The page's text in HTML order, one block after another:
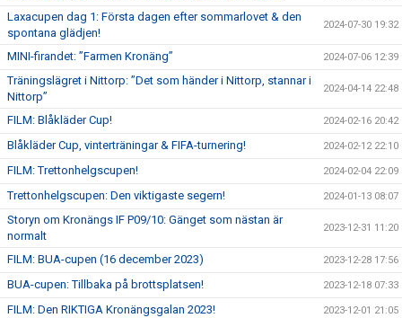
Laxacupen dag 1: Första dagen efter sommarlovet & den
spontana glädjen!
2024-07-30 19:32
MINI-firandet: ”Farmen Kronäng” 2024-07-06 12:39
Träningslägret i Nittorp: ”Det som händer i Nittorp, stannar i
Nittorp”
2024-04-14 22:48
FILM: Blåkläder Cup! 2024-02-16 20:42
Blåkläder Cup, vinterträningar & FIFA-turnering! 2024-02-12 22:10
FILM: Trettonhelgscupen! 2024-02-04 22:09
Trettonhelgscupen: Den viktigaste segern! 2024-01-13 08:07
Storyn om Kronängs IF P09/10: Gänget som nästan är
normalt
2023-12-31 11:20
FILM: BUA-cupen (16 december 2023) 2023-12-28 17:56
BUA-cupen: Tillbaka på brottsplatsen! 2023-12-18 07:33
FILM: Den RIKTIGA Kronängsgalan 2023! 2023-12-01 21:05